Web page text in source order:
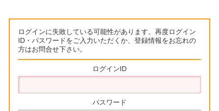
ログインに失敗している可能性があります。再度ログイン
ID・パスワードをご入力いただくか、登録情報をお忘れの
方はお問合せ下さい。
ログインID
パスワード